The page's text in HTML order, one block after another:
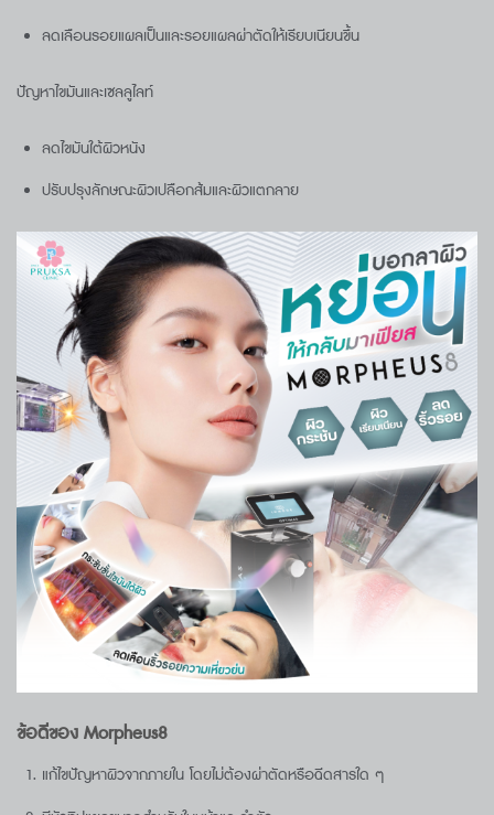
ลดเลือนรอยแผลเป็นและรอยแผลผ่าตัดให้เรียบเนียนขึ้น
ปัญหาไขมันและเซลลูไลท์
ลดไขมันใต้ผิวหนัง
ปรับปรุงลักษณะผิวเปลือกส้มและผิวแตกลาย
ข้อดีของ Morpheus8
แก้ไขปัญหาผิวจากภายใน โดยไม่ต้องผ่าตัดหรือฉีดสารใด ๆ